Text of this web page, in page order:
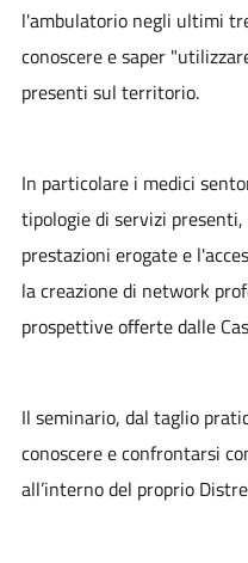
l'ambulatorio negli ultimi
conoscere e saper
presenti sul territorio.
In particolare i medici
tipologie di servizi
prestazioni erogate e
la creazione di network
prospettive offerte dalle
Il seminario, dal taglio
conoscere e confrontarsi
all’interno del proprio